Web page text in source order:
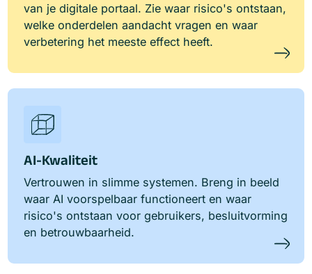
van je digitale portaal. Zie waar risico's ontstaan,
welke onderdelen aandacht vragen en waar
verbetering het meeste effect heeft.
AI-Kwaliteit
Vertrouwen in slimme systemen. Breng in beeld
waar AI voorspelbaar functioneert en waar
risico's ontstaan voor gebruikers, besluitvorming
en betrouwbaarheid.